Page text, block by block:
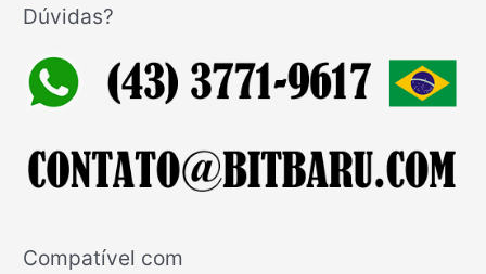
Dúvidas?
Compatível com